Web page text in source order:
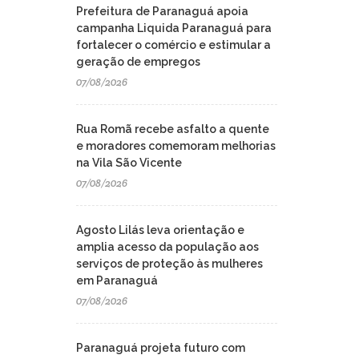
Prefeitura de Paranaguá apoia
campanha Liquida Paranaguá para
fortalecer o comércio e estimular a
geração de empregos
07/08/2026
Rua Romã recebe asfalto a quente
e moradores comemoram melhorias
na Vila São Vicente
07/08/2026
Agosto Lilás leva orientação e
amplia acesso da população aos
serviços de proteção às mulheres
em Paranaguá
07/08/2026
Paranaguá projeta futuro com